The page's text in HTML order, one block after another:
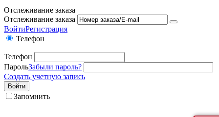
Отслеживание заказа
Отслеживание заказа
ВойтиРегистрация
Телефон
Телефон
ПарольЗабыли пароль?
Создать учетную запись
Войти
Запомнить